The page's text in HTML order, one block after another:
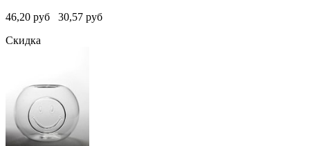
46,20 руб 30,57 руб
Скидка